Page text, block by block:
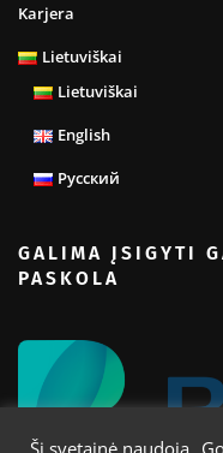
Karjera
Lietuviškai
Lietuviškai
English
Русский
GALIMA ĮSIGYTI
PASKOLA
Ši svetainė naudoja